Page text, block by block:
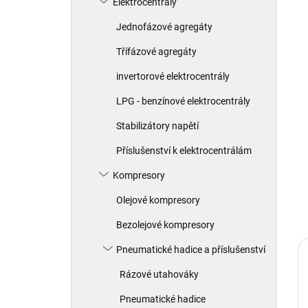
Jednofázové agregáty
Třífázové agregáty
invertorové elektrocentrály
LPG - benzínové elektrocentrály
Stabilizátory napětí
Příslušenství k elektrocentrálám
Kompresory
Olejové kompresory
Bezolejové kompresory
Pneumatické hadice a příslušenství
Rázové utahováky
Pneumatické hadice